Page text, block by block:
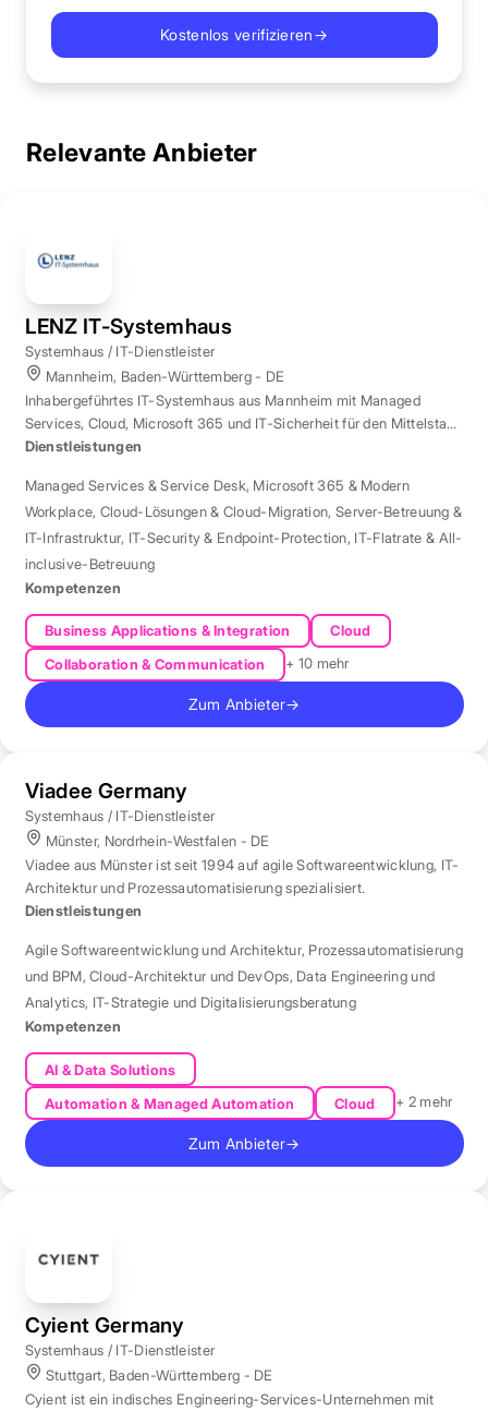
Kostenlos verifizieren→
Relevante Anbieter
LENZ IT-Systemhaus
Systemhaus / IT-Dienstleister
Mannheim, Baden-Württemberg - DE
Inhabergeführtes IT-Systemhaus aus Mannheim mit Managed
Services, Cloud, Microsoft 365 und IT-Sicherheit für den Mittelstand
der Region Rhein-Neckar.
Dienstleistungen
Managed Services & Service Desk, Microsoft 365 & Modern
Workplace, Cloud-Lösungen & Cloud-Migration, Server-Betreuung &
IT-Infrastruktur, IT-Security & Endpoint-Protection, IT-Flatrate & All-
inclusive-Betreuung
Kompetenzen
Business Applications & Integration
Cloud
Collaboration & Communication
+ 10 mehr
Zum Anbieter→
Viadee Germany
Systemhaus / IT-Dienstleister
Münster, Nordrhein-Westfalen - DE
Viadee aus Münster ist seit 1994 auf agile Softwareentwicklung, IT-
Architektur und Prozessautomatisierung spezialisiert.
Dienstleistungen
Agile Softwareentwicklung und Architektur, Prozessautomatisierung
und BPM,Cloud-Architektur und DevOps, Data Engineering und
Analytics, IT-Strategie und Digitalisierungsberatung
Kompetenzen
AI & Data Solutions
Automation & Managed Automation
Cloud + 2 mehr
Zum Anbieter→
Cyient Germany
Systemhaus / IT-Dienstleister
Stuttgart, Baden-Württemberg - DE
Cyient ist ein indisches Engineering-Services-Unternehmen mit